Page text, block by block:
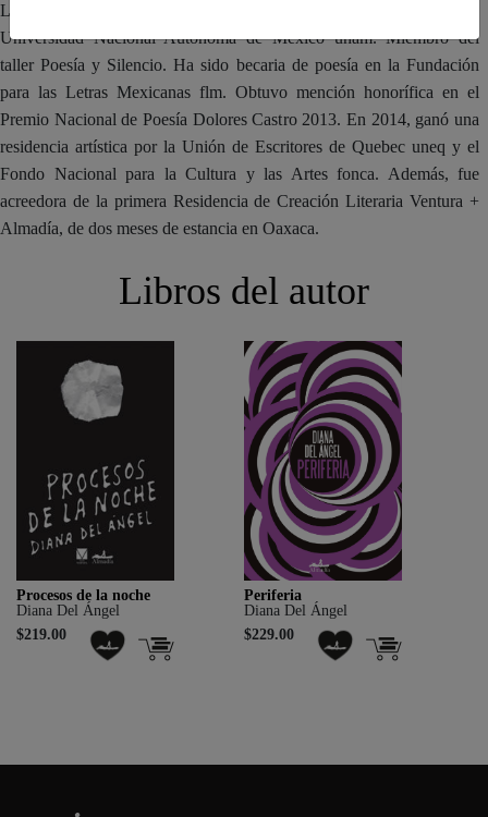
Literaturas Hispánicas y Maestra en Letras Mexicanas por la
Universidad Nacional Autónoma de México unam. Miembro del
taller Poesía y Silencio. Ha sido becaria de poesía en la Fundación
para las Letras Mexicanas flm. Obtuvo mención honorífica en el
Premio Nacional de Poesía Dolores Castro 2013. En 2014, ganó una
residencia artística por la Unión de Escritores de Quebec uneq y el
Fondo Nacional para la Cultura y las Artes fonca. Además, fue
acreedora de la primera Residencia de Creación Literaria Ventura +
Almadía, de dos meses de estancia en Oaxaca.
Libros del autor
Procesos de la noche
Diana Del Ángel
$219.00
Periferia
Diana Del Ángel
$229.00